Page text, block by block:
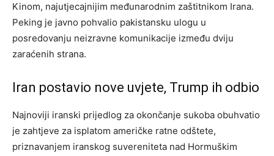
Kinom, najutjecajnijim međunarodnim zaštitnikom Irana.
Peking je javno pohvalio pakistansku ulogu u
posredovanju neizravne komunikacije između dviju
zaraćenih strana.
Iran postavio nove uvjete, Trump ih odbio
Najnoviji iranski prijedlog za okončanje sukoba obuhvatio
je zahtjeve za isplatom američke ratne odštete,
priznavanjem iranskog suvereniteta nad Hormuškim